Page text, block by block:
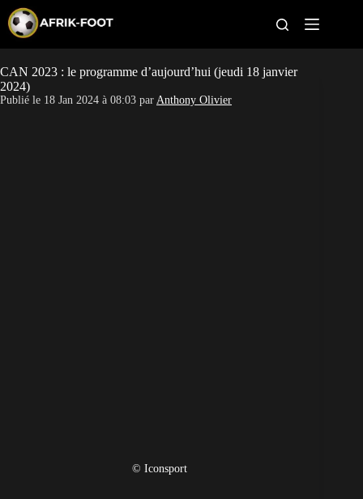
p
o
c
o
CAN féminine
CAN 2023 : le programme d’aujourd’hui (jeudi 18 janvier
2024)
Publié le 18 Jan 2024 à 08:03 par Anthony Olivier
© Iconsport